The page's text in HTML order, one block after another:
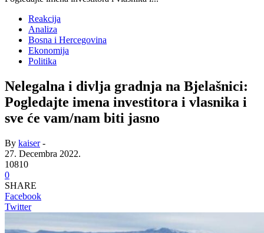
Reakcija
Analiza
Bosna i Hercegovina
Ekonomija
Politika
Nelegalna i divlja gradnja na Bjelašnici:
Pogledajte imena investitora i vlasnika i
sve će vam/nam biti jasno
By kaiser-
27. Decembra 2022.
10810
0
SHARE
Facebook
Twitter